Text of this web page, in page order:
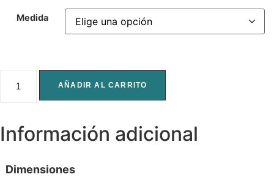
PRECIOS:
DESDE
$3,489.88
Medida
AÑADIR AL CARRITO
Información adicional
Dimensiones